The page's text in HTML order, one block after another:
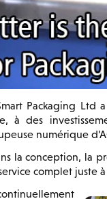
Packaging
à des
numérique
la conception,
complet juste à